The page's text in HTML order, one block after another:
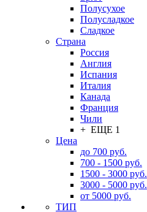
Полусухое
Полусладкое
Сладкое
Страна
Россия
Англия
Испания
Италия
Канада
Франция
Чили
+ ЕЩЕ 1
Цена
до 700 руб.
700 - 1500 руб.
1500 - 3000 руб.
3000 - 5000 руб.
от 5000 руб.
ТИП